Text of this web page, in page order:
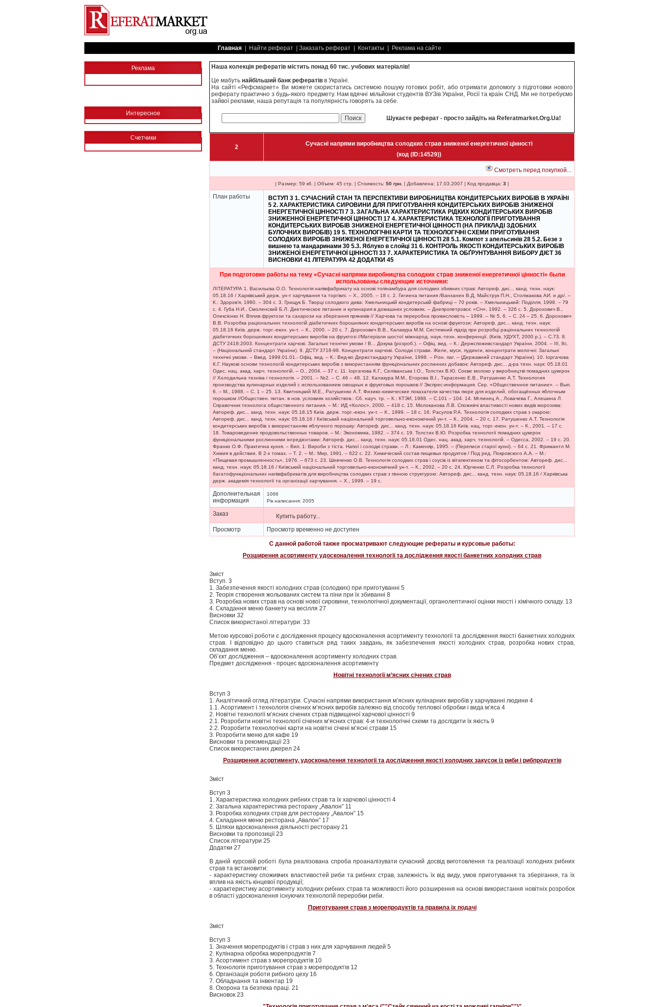
Главная | Найти реферат | Заказать реферат | Контакты | Реклама на сайте
Реклама
Интересное
Счетчики
Наша колекція рефератів містить понад 60 тис. учбових матеріалів!
Це мабуть найбільший банк рефератів в Україні.
На сайті «Рефсмаркет» Ви можете скористатись системою пошуку готових робіт, або отримати допомогу з підготовки нового
реферату практично з будь-якого предмету. Нам вдячні мільйони студентів ВУЗів України, Росії та країн СНД. Ми не потребуємо
зайвої реклами, наша репутація та популярність говорять за себе.
Шукаєте реферат - просто зайдіть на Referatmarket.Org.Ua!
2
Сучасні напрями виробництва солодких страв зниженої енергетичної цінності
(код (ID:14529))
Смотреть перед покупкой...
| Размер: 59 кб. | Объем: 45 стр. | Стоимость: 50 грн. | Добавлена: 17.03.2007 | Код продавца: 3 |
План работы
ВСТУП 3 1. СУЧАСНИЙ СТАН ТА ПЕРСПЕКТИВИ ВИРОБНИЦТВА КОНДИТЕРСЬКИХ ВИРОБІВ В УКРАЇНІ
5 2. ХАРАКТЕРИСТИКА СИРОВИНИ ДЛЯ ПРИГОТУВАННЯ КОНДИТЕРСЬКИХ ВИРОБІВ ЗНИЖЕНОЇ
ЕНЕРГЕТИЧНОЇ ЦІННОСТІ 7 3. ЗАГАЛЬНА ХАРАКТЕРИСТИКА РІДКИХ КОНДИТЕРСЬКИХ ВИРОБІВ
ЗНИЖЕННОЇ ЕНЕРГЕТИЧНОЇ ЦІННОСТІ 17 4. ХАРАКТЕРИСТИКА ТЕХНОЛОГІЇ ПРИГОТУВАННЯ
КОНДИТЕРСЬКИХ ВИРОБІВ ЗНИЖЕНОЇ ЕНЕРГЕТИЧНОЇ ЦІННОСТІ (НА ПРИКЛАДІ ЗДОБНИХ
БУЛОЧНИХ ВИРОБІВ) 19 5. ТЕХНОЛОГІЧНІ КАРТИ ТА ТЕХНОЛОГІЧНІ СХЕМИ ПРИГОТУВАННЯ
СОЛОДКИХ ВИРОБІВ ЗНИЖЕНОЇ ЕНЕРГЕТИЧНОЇ ЦІННОСТІ 28 5.1. Компот з апельсинів 28 5.2. Безе з
вишнею та мандаринами 30 5.3. Яблуко в слойці 31 6. КОНТРОЛЬ ЯКОСТІ КОНДИТЕРСЬКИХ ВИРОБІВ
ЗНИЖЕНОЇ ЕНЕРГЕТИЧНОЇ ЦІННОСТІ 33 7. ХАРАКТЕРИСТИКА ТА ОБҐРУНТУВАННЯ ВИБОРУ ДІЄТ 36
ВИСНОВКИ 41 ЛІТЕРАТУРА 42 ДОДАТКИ 45
При подготовке работы на тему «Сучасні напрями виробництва солодких страв зниженої енергетичної цінності» были
использованы следующие источники:
ЛІТЕРАТУРА 1. Васильєва О.О. Технологія напівфабрикату на основі топінамбура для солодких збивних страв: Автореф. дис... канд. техн. наук:
05.18.16 / Харківський держ. ун-т харчування та торгівлі. – Х., 2005. – 18 с. 2. Гигиена питания /Ванханен В.Д, Майструк П.Н., Столмакова АИ. и др/. –
К.: Здоров'я, 1980. – 304 с. 3. Грищук Б. Творці солодкого дива: Хмельницькій кондитерській фабриці – 70 років. – Хмельницький: Поділля, 1998. – 79
с. 4. Губа Н.И., Смоленский Б.Л. Диетическое питание и кулинария в домашних условиях. – Днепропетровск: «Січ», 1992. – 326 с. 5. Дорохович В.,
Олексієнко Н. Вплив фруктози та сахарози на зберігання пряників // Харчова та переробна промисловість – 1999. – № 5, 6. – С. 24 – 25. 6. Дорохович
В.В. Розробка раціональних технологій діабетичних борошняних кондитерських виробів на основі фруктози: Автореф. дис... канд. техн. наук:
05.18.16 Київ. держ. торг.-екон. ун-т. – К., 2000. – 20 с. 7. Дорохович В.В., Калакура М.М. Системний підхід при розробці раціональних технологій
діабетичних борошняних кондитерських виробів на фруктозі //Матеріали шостої міжнарод. наук.-техн. конференції. (Київ, УДУХТ, 2000 р.). – С.73. 8.
ДСТУ 2418:2003. Концентрати харчові. Загальні технічні умови / В... Докука (розроб.). – Офіц. вид. – К.: Держспоживстандарт України, 2004. – ІІІ, 8с.
– (Національний стандарт України). 9. ДСТУ 3718-98. Концентрати харчові. Солодкі страви. Желе, муси, пудинги, концентрати молочні: Загальні
технічні умови. – Введ. 1999.01.01.- Офіц. вид. – К.: Вид-во Держстандарту України, 1998. – Різн. паг. – (Державний стандарт України). 10. Іоргачова
К.Г. Наукові основи технологій кондитерських виробів з використанням функціональних рослинних добавок: Автореф. дис... д-ра техн. наук: 05.18.01
Одес. нац. акад. харч. технологій. – О., 2004. – 37 с. 11. Іоргачова К.Г., Селіванська І.О., Толстих В.Ю. Соєве молоко у виробництві помадних цукерок
// Холодильна техніка і технологія. – 2001. – №2. – С. 46 – 48. 12. Калакура М.М., Егорова В.І., Тарасенко Е.В., Ратушенко А.Т. Технология
производства кулинарных изделий с использованием овощных и фруктовых порошков // Экспрес-информация. Сер. «Общественное питание». – Вып.
6. – М., 1988. – С. 1 – 25. 13. Квитницкий М.Е., Ратушенко А.Т. Физико-химические показатели качества пюре для изделий, обогащённых яблочным
порошком //Обществен. питан. в нов. условиях хозяйствов.: Сб. науч. тр. – К.: КТЭИ, 1988. – С.101 – 104. 14. Мглинец А., Ловачева Г., Алешина Л.
Справочник технолога общественного питания. – М.: ИД «Колос», 2000. – 418 с. 15. Молоканова Л.В. Споживчі властивості нових видів морозива:
Автореф. дис... канд. техн. наук: 05.18.15 Київ. держ. торг.-екон. ун-т. – К., 1999. – 18 с. 16. Расулов Р.А. Технологія солодких страв з окарою:
Автореф. дис... канд. техн. наук: 05.18.16 / Київський національний торговельно-економічний ун-т. – К., 2004. – 20 с. 17. Ратушенко А.Т. Технологія
кондитерських виробів з використанням яблучного порошку: Автореф. дис... канд. техн. наук: 05.18.16 Київ. нац. торг.-екон. ун-т. – К., 2001. – 17 с.
18. Товароведение продовольственных товаров. – М.: Экономика, 1982. – 374 с. 19. Толстих В.Ю. Розробка технології помадних цукерок
функціональними рослинними інгредієнтами: Автореф. дис... канд. техн. наук: 05.18.01 Одес. нац. акад. харч. технологій. – Одесса, 2002. – 19 с. 20.
Франко О.Ф. Практична кухня. – Вип. 1: Вироби з тіста. Напої і солодкі страви. – Л.: Каменяр, 1995. – (Переписи старої кухні). – 64 с. 21. Фримантл М.
Химия в действии. В 2-х томах. – Т. 2. – М.: Мир, 1991. – 622 с. 22. Химический состав пищевых продуктов / Под ред. Покровского А.А. – М.:
«Пищевая промышленность», 1976. – 673 с. 23. Шевченко О.В. Технологія солодких страв і соусів із вітапектином та фітосорбентом: Автореф. дис...
канд. техн. наук: 05.18.16 / Київський національний торговельно-економічний ун-т. – К., 2002. – 20 с. 24. Юрченко С.Л. Розробка технології
багатофункціональних напівфабрикатів для виробництва солодких страв з пінною структурою: Автореф. дис... канд. техн. наук: 05.18.16 / Харківська
держ. академія технології та організації харчування. – Х., 1999. – 19 с.
Дополнительная
информация
1066
Рік написання: 2005
Заказ
Купить работу...
Просмотр
Просмотр временно не доступен
С данной работой также просматривают следующие рефераты и курсовые работы:
Розширення асортименту удосконалення технології та дослідження якості банкетних холодних страв
Зміст
Вступ. 3
1. Забезпечення якості холодних страв (солодких) при приготуванні 5
2. Теорія створення жольованих систем та піни при їх збиванні 8
3. Розробка нових страв на основі нової сировини, технологічної документації, органолептичної оцінки якості і хімічного складу. 13
4. Складання меню банкету на весілля 27
Висновки 32
Список використаної літератури: 33
Метою курсової роботи є дослідження процесу вдосконалення асортименту технології та дослідження якості банкетних холодних
страв. І відповідно до цього ставиться ряд таких завдань, як забезпечення якості холодних страв, розробка нових страв,
складання меню.
Об’єкт дослідження – вдосконалення асортименту холодних страв.
Предмет дослідження - процес вдосконалення асортименту
Новітні технології м’ясних січених страв
Вступ 3
1. Аналітичний огляд літератури. Сучасні напрями використання м’ясних кулінарних виробів у харчуванні людини 4
1.1. Асортимент і технологія січених м’ясних виробів залежно від способу теплової обробки і вида м’яса 4
2. Новітні технології м’ясних січених страв підвищеної харчової цінності 9
2.1. Розробити новітні технології січених м’ясних страв: 4-и технологічні схеми та дослідити їх якість 9
2.2. Розробити технологічні карти на новітні січені м’ясні страви 15
3. Розробити меню для кафе 19
Висновки та рекомендації 23
Список використаних джерел 24
Розширення асортименту, удосконалення технології та дослідження якості холодних закусок із риби і рибпродуктів
Зміст
Вступ 3
1. Характеристика холодних рибних страв та їх харчової цінності 4
2. Загальна характеристика ресторану „Авалон” 11
3. Розробка холодних страв для ресторану „Авалон” 15
4. Складання меню ресторана „Авалон” 17
5. Шляхи вдосконалення діяльності ресторану 21
Висновки та пропозиції 23
Список літератури 25
Додатки 27
В даній курсовій роботі була реалізована спроба проаналізувати сучасний досвід виготовлення та реалізації холодних рибних
страв та встановити:
- характеристику споживчих властивостей риби та рибних страв, залежність їх від виду, умов приготування та зберігання, та їх
вплив на якість кінцевої продукції;
- характеристику асортименту холодних рибних страв та можливості його розширення на основі використання новітніх розробок
в області удосконалення існуючих технологій переробки риби.
Приготування страв з морепродуктів та правила їх подачі
Зміст
Вступ 3
1. Значення морепродуктів і страв з них для харчування людей 5
2. Кулінарна обробка морепродуктів 7
3. Асортимент страв з морепродуктів 10
5. Технологія приготування страв з морепродуктів 12
6. Організація роботи рибного цеху 16
7. Обладнання та інвентар 19
8. Охорона та безпека праці. 21
Висновок 23